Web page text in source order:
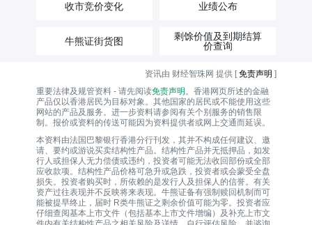
收市竞价变化 业绩公布
牛熊证街货图
剩馀价值及到期结算
价查询
资讯由 财经智珠网 提供 [免责声明 ]
重要法律及规管资料 - 请先阅读免责声明 。香港网页所述的金融
产品仅以香港居民为目标对象。其他国家的居民或不能使用这些
网站的产品及服务。进一步资料请参阅有关个别服务的销售限
制。报价或资料的传送可能因为资料提供者或网上交通而延误。
本资料由法国巴黎银行香港分行刊发，其并不构成任何建议、邀
请、要约或游说买卖结构性产品。结构性产品并无抵押品，如发
行人或担保人无力偿债或违约，投资者可能无法收回部份或全部
应收款项。结构性产品价格可急升或急跌，投资者或会蒙受全盘
损失。投资者购买时，所依赖的是发行人及担保人的信誉。有关
资产过往表现并不反映将来表现。牛熊证备有强制赎回机制而可
能被提早终止，届时 R类牛熊证之剩余价值可能为零。投资者应
仔细查阅基本上市文件（包括基本上市文件增编）及补充上市文